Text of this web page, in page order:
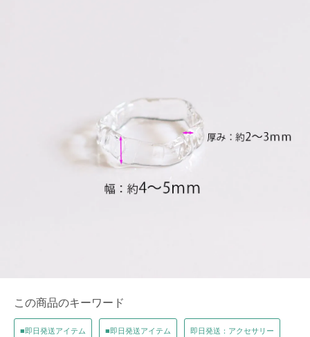
この商品のキーワード
■即日発送アイテム ■即日発送アイテム 即日発送：アクセサリー